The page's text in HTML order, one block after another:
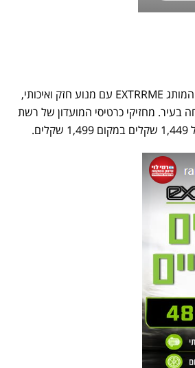
בנוסף, רשת הסופרמרקטים מציעה למכירה אופניים חשמליים של המותג EXTRRME עם מנוע חזק ואיכותי,
בעיר. מחזיקי כרטיסי המועדון של רשת